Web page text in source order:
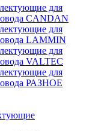
для
CANDAN
для
LAMMIN
для
VALTEC
для
РАЗНОЕ